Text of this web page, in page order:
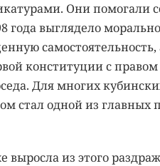
Они помогали
года выглядело
конституции с
Для многих
стал одной из главных
выросла из этого